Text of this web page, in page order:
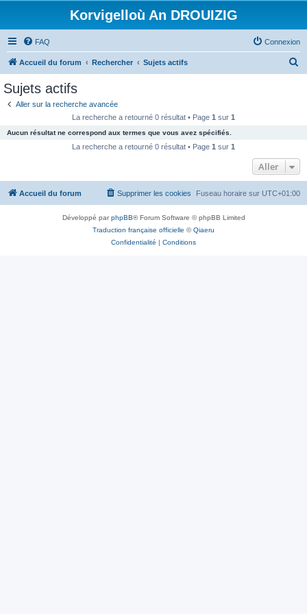
Korvigelloù An DROUIZIG
FAQ Connexion
Accueil du forum Rechercher Sujets actifs
c
e
Sujets actifs
Aller sur la recherche avancée
La recherche a retourné 0 résultat • Page 1 sur 1
Aucun résultat ne correspond aux termes que vous avez spécifiés.
La recherche a retourné 0 résultat • Page 1 sur 1
Aller
Accueil du forum Fuseau horaire sur UTC+01:00
Supprimer les cookies
Développé parphpBB® Forum Software © phpBB Limited
Traduction française officielle ©Qiaeru
Confidentialité | Conditions